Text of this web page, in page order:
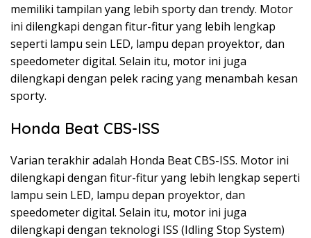
memiliki tampilan yang lebih sporty dan trendy. Motor
ini dilengkapi dengan fitur-fitur yang lebih lengkap
seperti lampu sein LED, lampu depan proyektor, dan
speedometer digital. Selain itu, motor ini juga
dilengkapi dengan pelek racing yang menambah kesan
sporty.
Honda Beat CBS-ISS
Varian terakhir adalah Honda Beat CBS-ISS. Motor ini
dilengkapi dengan fitur-fitur yang lebih lengkap seperti
lampu sein LED, lampu depan proyektor, dan
speedometer digital. Selain itu, motor ini juga
dilengkapi dengan teknologi ISS (Idling Stop System)